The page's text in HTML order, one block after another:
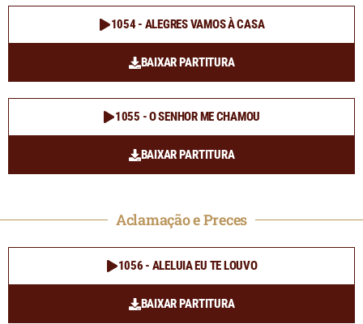
1054 - ALEGRES VAMOS À CASA
BAIXAR PARTITURA
1055 - O SENHOR ME CHAMOU
BAIXAR PARTITURA
Aclamação e Preces
1056 - ALELUIA EU TE LOUVO
BAIXAR PARTITURA